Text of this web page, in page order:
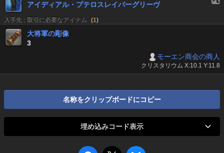
アイディアル・プテロスレイバーグリーヴ
入手先 : 取引に必要なアイテム (1)
大将軍の彫像
3
モーエン商会の商人
クリスタリウム X:10.1 Y:11.8
名称をクリップボードにコピー
埋め込みコード表示